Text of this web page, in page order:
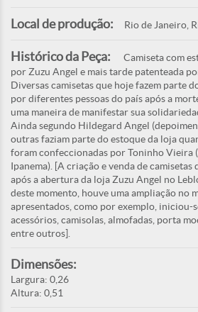
Local de produção: Rio de Janeiro,
Histórico da Peça:
Camiseta com
por Zuzu Angel e mais tarde patenteada
Diversas camisetas que hoje fazem parte
por diferentes pessoas do país após a
uma maneira de manifestar sua
Ainda segundo Hildegard Angel
outras faziam parte do estoque da loja
foram confeccionadas por Toninho Vieira
Ipanema). [A criação e venda de camisetas
após a abertura da loja Zuzu Angel no
deste momento, houve uma ampliação no
apresentados, como por exemplo, iniciou-
acessórios, camisolas, almofadas, porta
entre outros].
Dimensões:
Largura: 0,26
Altura: 0,51